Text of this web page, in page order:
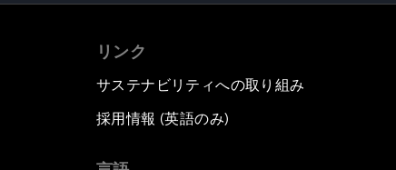
リンク
サステナビリティへの取り組み
採用情報 (英語のみ)